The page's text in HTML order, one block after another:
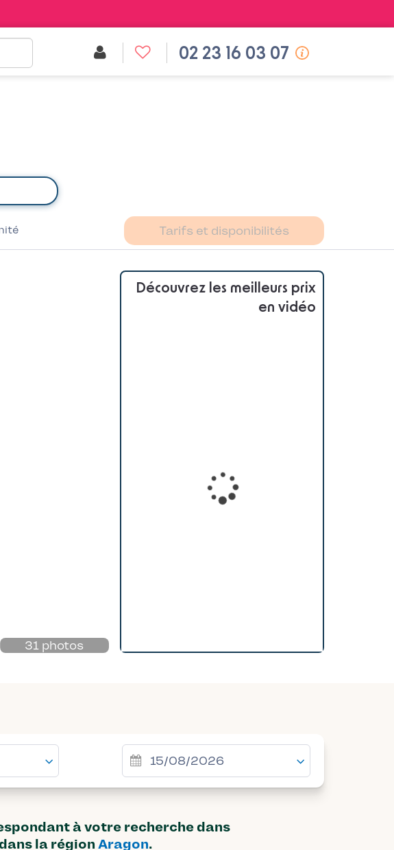
02 23 16 03 07
Tarifs et disponibilités
31 photos
Découvrez les meilleurs prix
en vidéo
à votre recherche dans
la région Aragon.